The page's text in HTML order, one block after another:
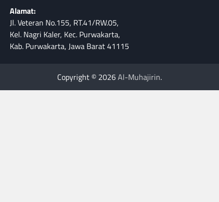
Alamat:
Jl. Veteran No.155, RT.41/RW.05,
Kel. Nagri Kaler, Kec. Purwakarta,
Kab. Purwakarta, Jawa Barat 41115
Copyright © 2026Al-Muhajirin.